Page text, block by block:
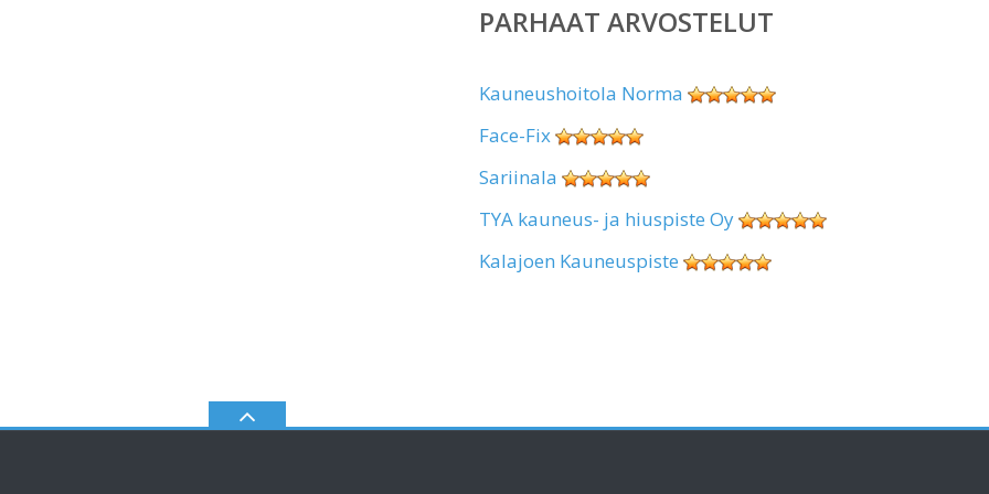
PARHAAT ARVOSTELUT
Kauneushoitola Norma
Face-Fix
Sariinala
TYA kauneus- ja hiuspiste Oy
Kalajoen Kauneuspiste